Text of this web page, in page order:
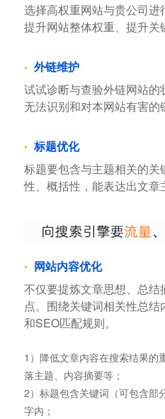
选择高权重网站与贵公司
提升网站整体权重、提升关
外链维护
试试诊断与查验外链网站
无法识别和对本网站有害的
标题优化
标题要包含与主题相关的
性、概括性，能表达出文章
网站内容优化
不仅要提炼文章思想、总
点。围绕关键词相关性总
和SEO匹配规则。
1）降低文章内容在搜索结果的
落主题、内容摘要等；
2）标题包含关键词（可包含部
字内；